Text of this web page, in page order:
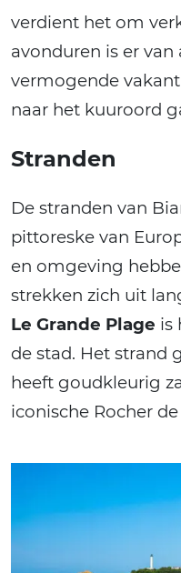
verdient het om
avonduren is er van
vermogende
naar het kuuroord
Stranden
De stranden van
pittoreske van
en omgeving
strekken zich uit
Le Grande Plage is
de stad. Het strand
heeft goudkleurig
iconische Rocher